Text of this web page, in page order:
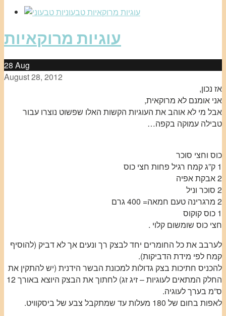
עוגיות מרוקאיות
28 Aug
August 28, 2012
אז נכון,
אני אומנם לא מרוקאית,
אבל מי לא אוהב את העוגיות הקשות האלו שפשוט נוצרו עבור
טבילה עמוקה בקפה…
כוס וחצי סוכר
1 ק”ג קמח רגיל פחות חצי כוס
2 אבקת אפיה
2 סוכר וניל
2 מרגרינה טעם חמאה= 400 גרם
1 כוס קוקוס
חצי כוס שומשום קלוי .
לערבב את כל החומרים יחד לבצק רך ונעים אך לא דביק (להוסיף
קמח לפי מידת הדביקות).
להכניס חתיכות בצק גדולות למכונת הבשר הידנית (יש להתקין את
החלק המתאים לעוגיות – זיג זג) לחתוך את הבצק היוצא באורך 12
ס”מ בערך לעוגיה.
לאפות בחום של 180 מעלות עד שמתקבל צבע של ביסקוויט.